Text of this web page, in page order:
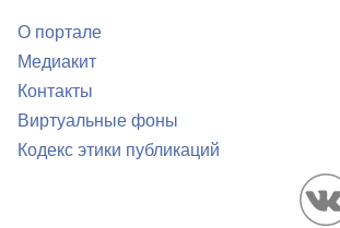
О портале
Медиакит
Контакты
Виртуальные фоны
Кодекс этики публикаций